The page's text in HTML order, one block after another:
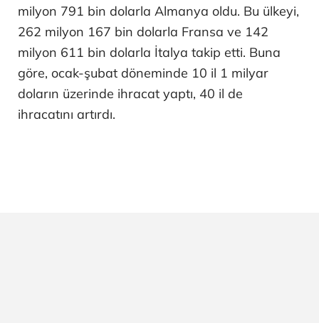
milyon 791 bin dolarla Almanya oldu. Bu ülkeyi,
262 milyon 167 bin dolarla Fransa ve 142
milyon 611 bin dolarla İtalya takip etti. Buna
göre, ocak-şubat döneminde 10 il 1 milyar
doların üzerinde ihracat yaptı, 40 il de
ihracatını artırdı.